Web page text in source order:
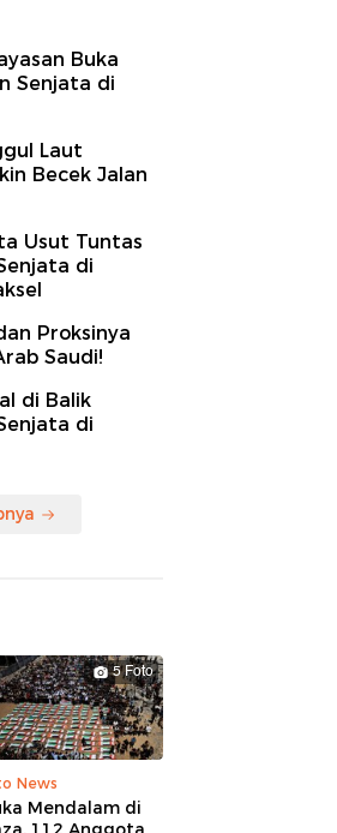
Buka
Senjata di
Laut
Becek Jalan
Usut Tuntas
di
Proksinya
Saudi!
di Balik
di
5 Foto
News
Mendalam di